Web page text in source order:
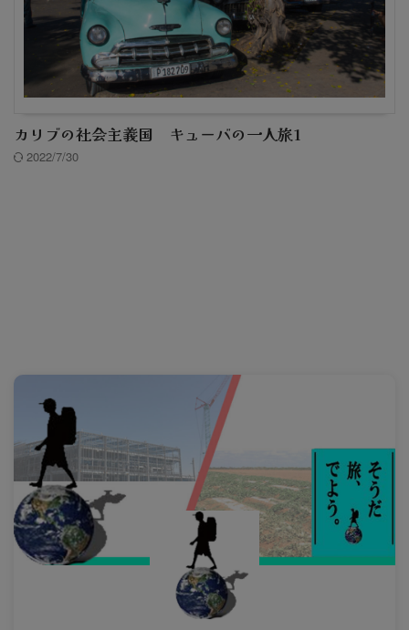
カリブの社会主義国 キューバの一人旅1
2022/7/30